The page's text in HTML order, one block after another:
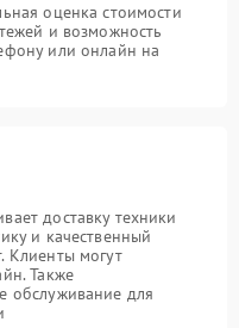
оценка стоимости
и возможность
или онлайн на
доставку техники
и качественный
Клиенты могут
Также
обслуживание для